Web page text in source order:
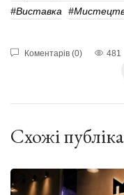
#виставка
Коментарів (0) 481
Схожі